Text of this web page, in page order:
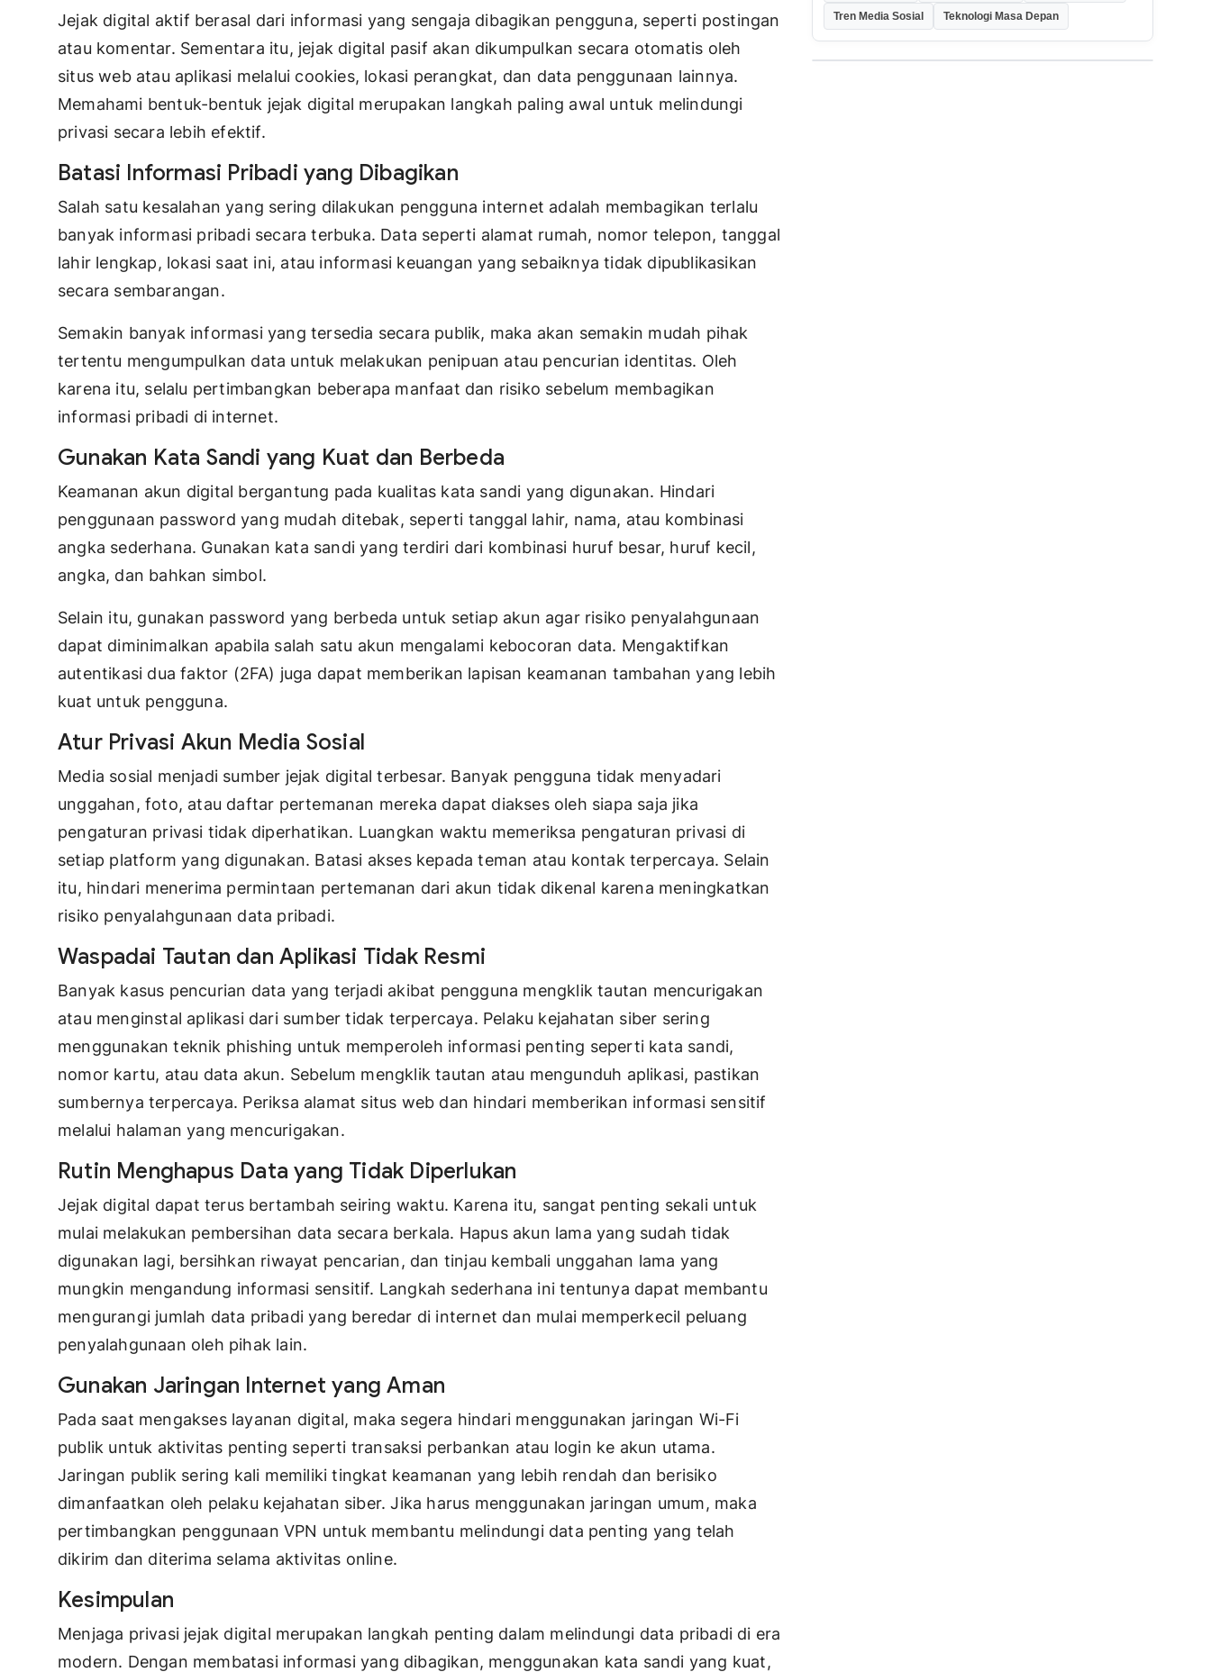
Jejak digital aktif berasal dari informasi yang sengaja dibagikan pengguna, seperti postingan
atau komentar. Sementara itu, jejak digital pasif akan dikumpulkan secara otomatis oleh
situs web atau aplikasi melalui cookies, lokasi perangkat, dan data penggunaan lainnya.
Memahami bentuk-bentuk jejak digital merupakan langkah paling awal untuk melindungi
privasi secara lebih efektif.
Batasi Informasi Pribadi yang Dibagikan
Salah satu kesalahan yang sering dilakukan pengguna internet adalah membagikan terlalu
banyak informasi pribadi secara terbuka. Data seperti alamat rumah, nomor telepon, tanggal
lahir lengkap, lokasi saat ini, atau informasi keuangan yang sebaiknya tidak dipublikasikan
secara sembarangan.
Semakin banyak informasi yang tersedia secara publik, maka akan semakin mudah pihak
tertentu mengumpulkan data untuk melakukan penipuan atau pencurian identitas. Oleh
karena itu, selalu pertimbangkan beberapa manfaat dan risiko sebelum membagikan
informasi pribadi di internet.
Gunakan Kata Sandi yang Kuat dan Berbeda
Keamanan akun digital bergantung pada kualitas kata sandi yang digunakan. Hindari
penggunaan password yang mudah ditebak, seperti tanggal lahir, nama, atau kombinasi
angka sederhana. Gunakan kata sandi yang terdiri dari kombinasi huruf besar, huruf kecil,
angka, dan bahkan simbol.
Selain itu, gunakan password yang berbeda untuk setiap akun agar risiko penyalahgunaan
dapat diminimalkan apabila salah satu akun mengalami kebocoran data. Mengaktifkan
autentikasi dua faktor (2FA) juga dapat memberikan lapisan keamanan tambahan yang lebih
kuat untuk pengguna.
Atur Privasi Akun Media Sosial
Media sosial menjadi sumber jejak digital terbesar. Banyak pengguna tidak menyadari
unggahan, foto, atau daftar pertemanan mereka dapat diakses oleh siapa saja jika
pengaturan privasi tidak diperhatikan. Luangkan waktu memeriksa pengaturan privasi di
setiap platform yang digunakan. Batasi akses kepada teman atau kontak terpercaya. Selain
itu, hindari menerima permintaan pertemanan dari akun tidak dikenal karena meningkatkan
risiko penyalahgunaan data pribadi.
Waspadai Tautan dan Aplikasi Tidak Resmi
Banyak kasus pencurian data yang terjadi akibat pengguna mengklik tautan mencurigakan
atau menginstal aplikasi dari sumber tidak terpercaya. Pelaku kejahatan siber sering
menggunakan teknik phishing untuk memperoleh informasi penting seperti kata sandi,
nomor kartu, atau data akun. Sebelum mengklik tautan atau mengunduh aplikasi, pastikan
sumbernya terpercaya. Periksa alamat situs web dan hindari memberikan informasi sensitif
melalui halaman yang mencurigakan.
Rutin Menghapus Data yang Tidak Diperlukan
Jejak digital dapat terus bertambah seiring waktu. Karena itu, sangat penting sekali untuk
mulai melakukan pembersihan data secara berkala. Hapus akun lama yang sudah tidak
digunakan lagi, bersihkan riwayat pencarian, dan tinjau kembali unggahan lama yang
mungkin mengandung informasi sensitif. Langkah sederhana ini tentunya dapat membantu
mengurangi jumlah data pribadi yang beredar di internet dan mulai memperkecil peluang
penyalahgunaan oleh pihak lain.
Gunakan Jaringan Internet yang Aman
Pada saat mengakses layanan digital, maka segera hindari menggunakan jaringan Wi-Fi
publik untuk aktivitas penting seperti transaksi perbankan atau login ke akun utama.
Jaringan publik sering kali memiliki tingkat keamanan yang lebih rendah dan berisiko
dimanfaatkan oleh pelaku kejahatan siber. Jika harus menggunakan jaringan umum, maka
pertimbangkan penggunaan VPN untuk membantu melindungi data penting yang telah
dikirim dan diterima selama aktivitas online.
Kesimpulan
Menjaga privasi jejak digital merupakan langkah penting dalam melindungi data pribadi di era
modern. Dengan membatasi informasi yang dibagikan, menggunakan kata sandi yang kuat,
Tren Media Sosial Teknologi Masa Depan